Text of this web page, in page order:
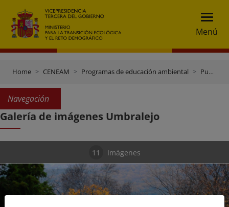
Menú
Home CENEAM Programas de educación ambiental Pueblos educativos
Navegación
Galería de imágenes Umbralejo
11 Imágenes